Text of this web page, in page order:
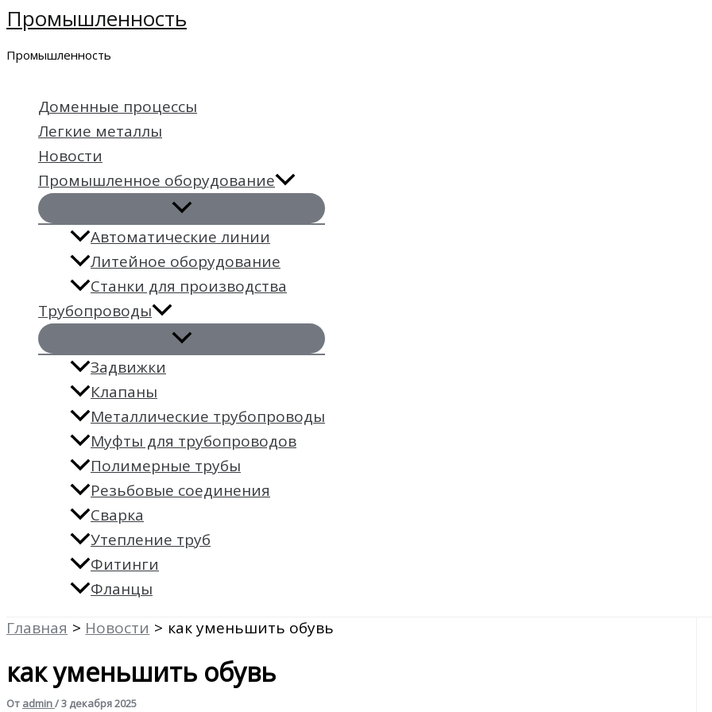
Перейти
содержимому
Промышленность
Промышленность
Доменные процессы
Легкие металлы
Новости
Промышленное оборудование
Автоматические линии
Литейное оборудование
Станки для производства
Трубопроводы
Задвижки
Клапаны
Металлические трубопроводы
Муфты для трубопроводов
Полимерные трубы
Резьбовые соединения
Сварка
Утепление труб
Фитинги
Фланцы
Главная
Новости как уменьшить обувь
как уменьшить обувь
От admin/3 декабря 2025